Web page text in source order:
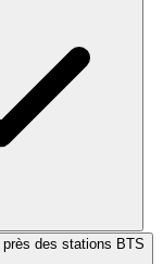
des stations BTS